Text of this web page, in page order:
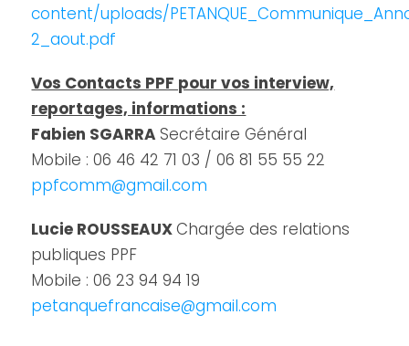
content/uploads/
2_aout.pdf
Vos Contacts PPF pour vos interview,
reportages, informations :
Fabien SGARRASecrétaire Général
Mobile : 06 46 42 71 03 / 06 81 55 55 22
ppfcomm@gmail.com
Lucie ROUSSEAUXChargée des relations
publiques PPF
Mobile : 06 23 94 94 19
petanquefrancaise@gmail.com